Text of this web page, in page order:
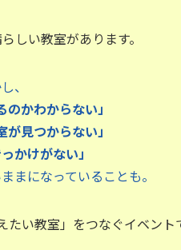
しい教室があります。
、
のかわからない」
が見つからない」
かけがない」
まになっていることも。
い教室」をつなぐイベント